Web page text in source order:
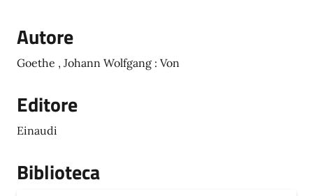
Autore
Goethe , Johann Wolfgang : Von
Editore
Einaudi
Biblioteca